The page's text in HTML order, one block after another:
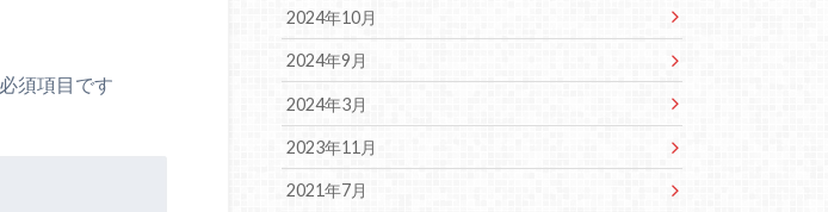
須項目です
2024年10月
2024年9月
2024年3月
2023年11月
2021年7月